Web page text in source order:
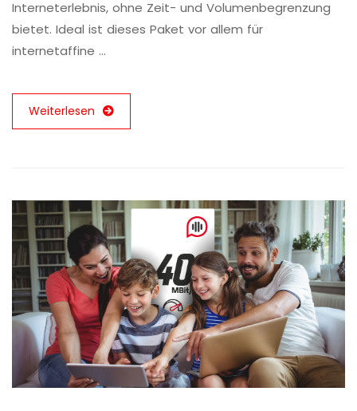
Interneterlebnis, ohne Zeit- und Volumenbegrenzung
bietet. Ideal ist dieses Paket vor allem für
internetaffine …
Weiterlesen